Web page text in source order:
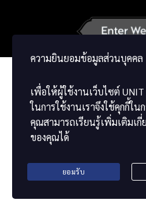
ความยินยอมข้อมูลส่วนบุคคล
เพื่อให้ผู้ใช้งานเว็บไซต์ UNIT
ในการใช้งานเราจึงใช้คุกกี้ใ
คุณสามารถเรียนรู้เพิ่มเติมเกี่
ของคุณได้
ยอมรับ